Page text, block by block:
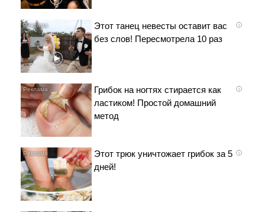
i
Этот танец невесты оставит вас
без слов! Пересмотрела 10 раз
i
Грибок на ногтях стирается как
ластиком! Простой домашний
метод
i
Этот трюк уничтожает грибок за 5
дней!